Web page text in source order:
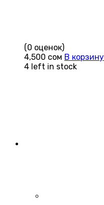
(0 оценок)
4,500 сом В корзину
4 left in stock